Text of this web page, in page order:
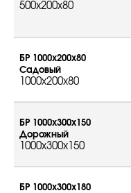
500x200x80
БР 1000х200х80
Садовый
1000x200x80
БР 1000х300х150
Дорожный
1000x300x150
БР 1000х300х180